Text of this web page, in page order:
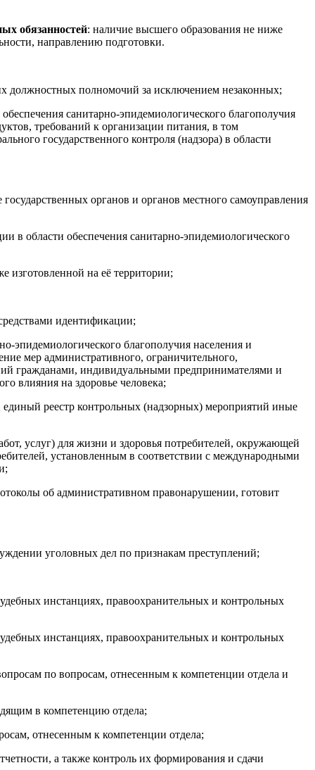
обязанностей: наличие высшего образования не ниже
направлению подготовки.
должностных полномочий за исключением незаконных;
санитарно-эпидемиологического благополучия
требований к организации питания, в том
государственного контроля (надзора) в области
органов и органов местного самоуправления
в области обеспечения санитарно-эпидемиологического
изготовленной на её территории;
идентификации;
эпидемиологического благополучия населения и
мер административного, ограничительного,
гражданами, индивидуальными предпринимателями и
влияния на здоровье человека;
единый реестр контрольных (надзорных) мероприятий иные
услуг) для жизни и здоровья потребителей, окружающей
установленным в соответствии с международными
об административном правонарушении, готовит
уголовных дел по признакам преступлений;
инстанциях, правоохранительных и контрольных
инстанциях, правоохранительных и контрольных
по вопросам, отнесенным к компетенции отдела и
в компетенцию отдела;
отнесенным к компетенции отдела;
а также контроль их формирования и сдачи